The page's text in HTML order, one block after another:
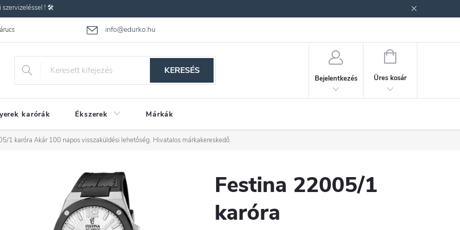
szervizeléssel ! 🛠️
info@edurko.hu
Gyakran ismételt kérdések
KERESÉS
Bejelentkezés
KOSÁR
Üres kosár
karórák Ékszerek Márkák
1 karóra Akár 100 napos visszaküldési lehetőség. Hivatalos márkakereskedő.
Festina 22005/1
karóra